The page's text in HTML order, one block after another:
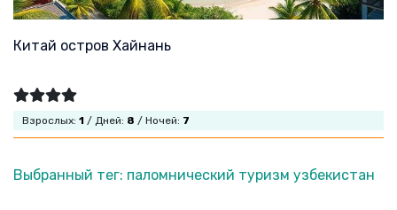
Китай остров Хайнань
Взрослых: 1 / Дней: 8 / Ночей: 7
Выбранный тег: паломнический туризм узбекистан